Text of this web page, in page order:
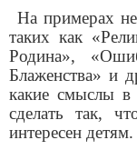
На примерах
таких как
Родина»,
Блаженства» и
какие смыслы в
сделать так,
интересен детям.